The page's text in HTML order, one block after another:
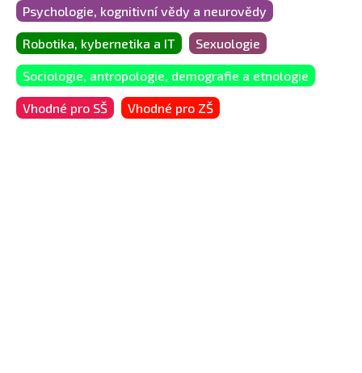
Psychologie, kognitivní vědy a neurovědy
Robotika, kybernetika a IT Sexuologie
Sociologie, antropologie, demografie a etnologie
Vhodné pro SŠ Vhodné pro ZŠ